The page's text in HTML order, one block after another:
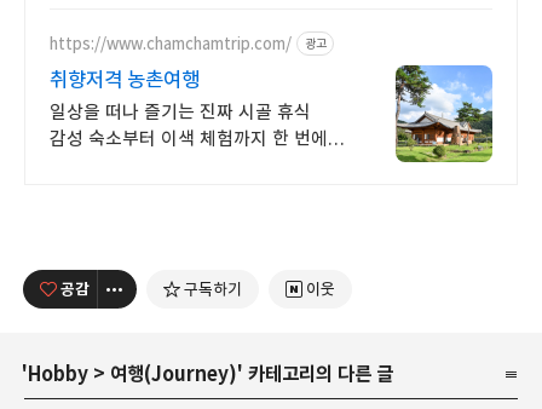
https://www.chamchamtrip.com/ 광고
취향저격 농촌여행
일상을 떠나 즐기는 진짜 시골 휴식
감성 숙소부터 이색 체험까지 한 번에
공감 구독하기 이웃
' Hobby > 여행(Journey)' 카테고리의 다른 글